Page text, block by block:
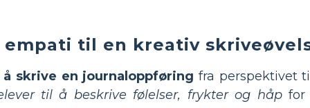
til en kreativ
skrive en journaloppføring fra perspektivet
til å beskrive følelser, frykter og håpfor